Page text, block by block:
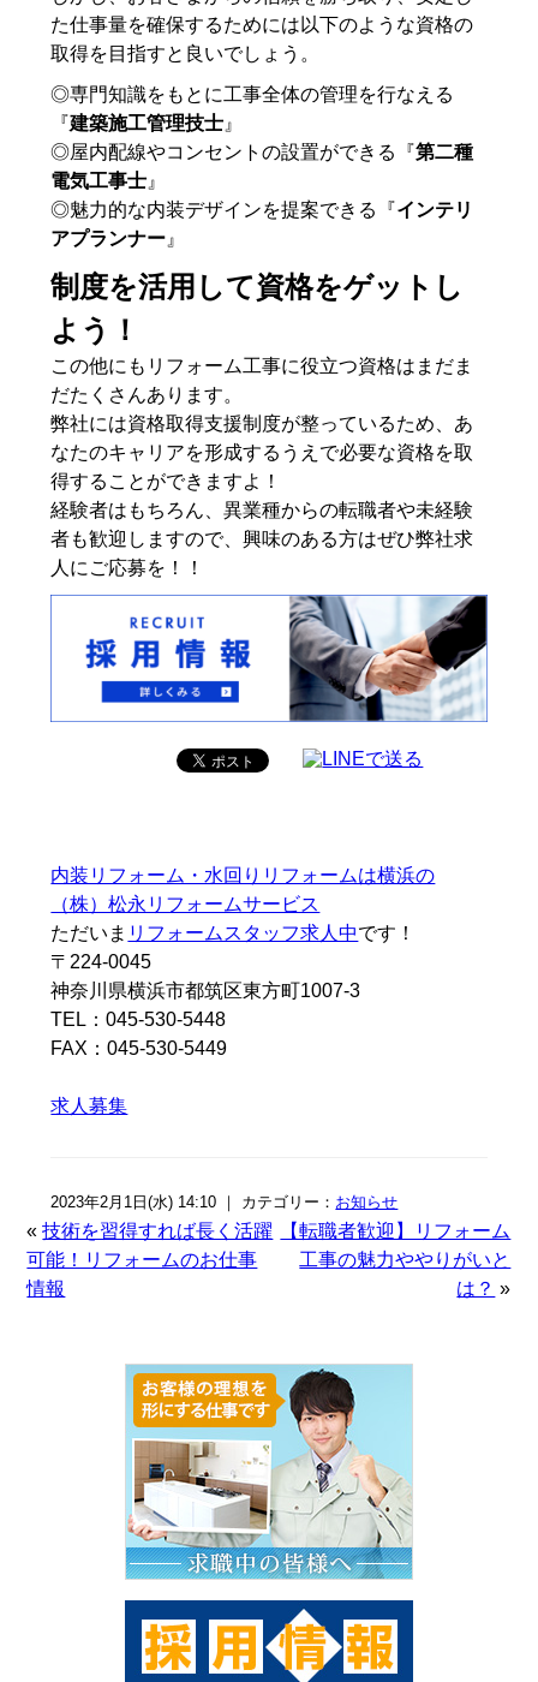
た仕事量を確保するためには以下のような資格の
取得を目指すと良いでしょう。
◎専門知識をもとに工事全体の管理を行なえる
『建築施工管理技士 』
◎屋内配線やコンセントの設置ができる『第二種
電気工事士 』
◎魅力的な内装デザインを提案できる『インテリ
アプランナー 』
制度を活用して資格をゲットし
よう！
この他にもリフォーム工事に役立つ資格はまだま
だたくさんあります。
弊社には資格取得支援制度が整っているため、あ
なたのキャリアを形成するうえで必要な資格を取
得することができますよ！
経験者はもちろん、異業種からの転職者や未経験
者も歓迎しますので、興味のある方はぜひ弊社求
人にご応募を！！
内装リフォーム・水回りリフォームは横浜の
（株）松永リフォームサービス
ただいま リフォームスタッフ求人中です！
〒224-0045
神奈川県横浜市都筑区東方町1007-3
TEL：045-530-5448
FAX：045-530-5449
求人募集
2023年2月1日(水) 14:10 ｜ カテゴリー： お知らせ
«技術を習得すれば長く活躍
可能！リフォームのお仕事
情報
【転職者歓迎】リフォーム
工事の魅力ややりがいと
は？ »